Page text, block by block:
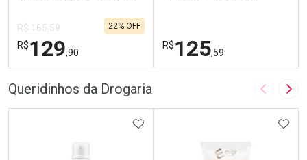
R$ 165,59
R$129,90
22% OFF
R$125,59
Queridinhos da Drogaria Imagem
ADICIONAR AOS FAVORITOS